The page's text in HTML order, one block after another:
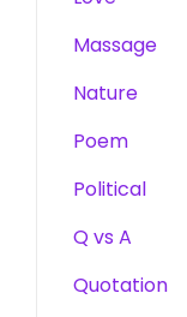
Massage
Nature
Poem
Political
Q vs A
Quotation